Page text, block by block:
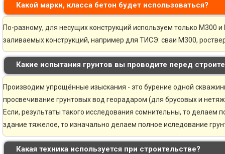
Какой марки, класса бетон будет использоваться?
По-разному, для несущих конструкций используем только М300
заливаемых конструкций, например для ТИСЭ: сваи М300,
Какие испытания грунтов вы проводите перед
Производим упрощённые изыскания - это бурение одной
просвечивание грунтовых вод георадаром (для брусовых и
Если, результаты такого исследования сомнительны, то делаем
здание тяжелое, то изначально делаем полное иследование
Какая техника используется при строительстве?